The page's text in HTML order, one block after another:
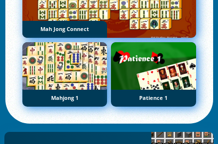
Mah Jong Connect
Mahjong 1 Patience 1